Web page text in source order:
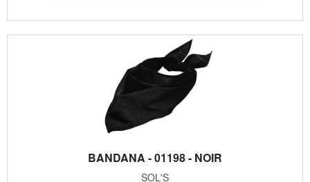
BANDANA - 01198 - NOIR
SOL'S